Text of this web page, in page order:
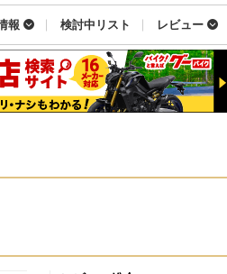
報 検討中リスト レビュー